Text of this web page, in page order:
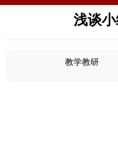
浅谈小
教学教研